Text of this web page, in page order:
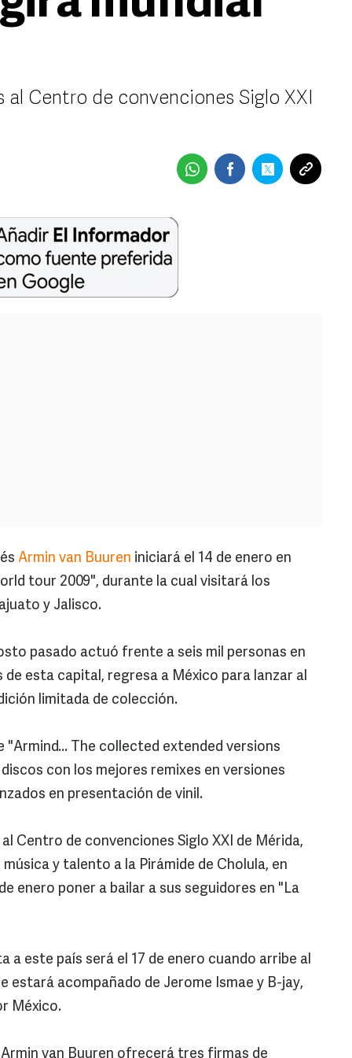
Centro de convenciones Siglo XXI
Armin van Buuren iniciará el 14 de enero en
tour 2009", durante la cual visitará los
y Jalisco.
pasado actuó frente a seis mil personas en
esta capital, regresa a México para lanzar al
limitada de colección.
The collected extended versions
con los mejores remixes en versiones
en presentación de vinil.
Centro de convenciones Siglo XXI de Mérida,
y talento a la Pirámide de Cholula, en
enero poner a bailar a sus seguidores en "La
a este país será el 17 de enero cuando arribe al
estará acompañado de Jerome Ismae y B-jay,
México.
van Buuren ofrecerá tres firmas de